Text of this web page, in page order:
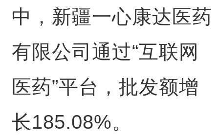
中，新疆一心康达医药
有限公司通过“互联网
医药”平台，批发额增
长185.08%。